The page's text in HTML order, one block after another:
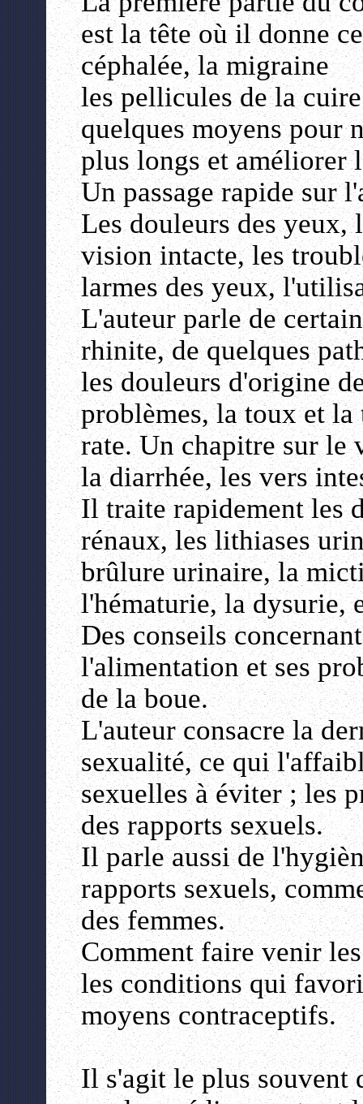
est la tête où il donne
céphalée, la migraine
les pellicules de la
quelques moyens pour
plus longs et améliorer
Un passage rapide sur
Les douleurs des yeux,
vision intacte, les
larmes des yeux,
L'auteur parle de
rhinite, de quelques
les douleurs d'origine
problèmes, la toux et
rate. Un chapitre sur le
la diarrhée, les vers
Il traite rapidement les
rénaux, les lithiases
brûlure urinaire, la
l'hématurie, la dysurie,
Des conseils
l'alimentation et ses
de la boue.
L'auteur consacre la
sexualité, ce qui
sexuelles à éviter ; les
des rapports sexuels.
Il parle aussi de
rapports sexuels,
des femmes.
Comment faire venir
les conditions qui
moyens contraceptifs.
Il s'agit le plus souvent